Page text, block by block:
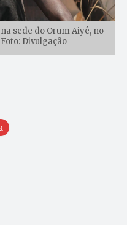
sede do Orum Aiyê, no
Divulgação